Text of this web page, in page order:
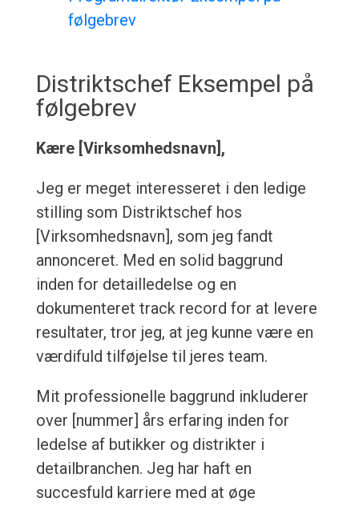
følgebrev
Distriktschef Eksempel på
følgebrev
Kære [Virksomhedsnavn],
Jeg er meget interesseret i den ledige
stilling som Distriktschef hos
[Virksomhedsnavn], som jeg fandt
annonceret. Med en solid baggrund
inden for detailledelse og en
dokumenteret track record for at levere
resultater, tror jeg, at jeg kunne være en
værdifuld tilføjelse til jeres team.
Mit professionelle baggrund inkluderer
over [nummer] års erfaring inden for
ledelse af butikker og distrikter i
detailbranchen. Jeg har haft en
succesfuld karriere med at øge